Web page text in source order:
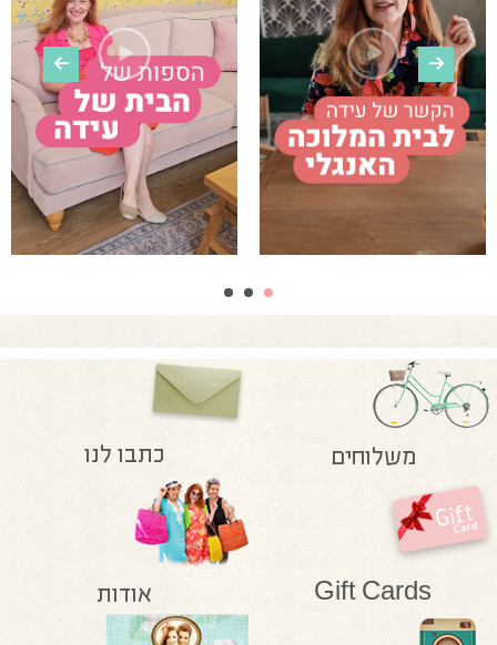
משלוחים כתבו לנו
Gift Cards אודות